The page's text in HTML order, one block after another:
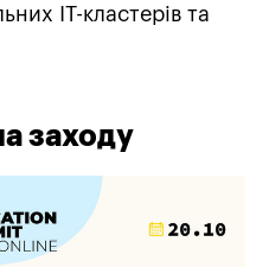
ІТ-кластерів та
заходу